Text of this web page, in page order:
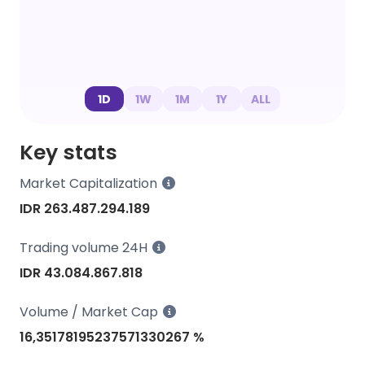
1D 1W 1M 1Y ALL
Key stats
Market Capitalization
IDR 263.487.294.189
Trading volume 24H
IDR 43.084.867.818
Volume / Market Cap
16,35178195237571330267 %